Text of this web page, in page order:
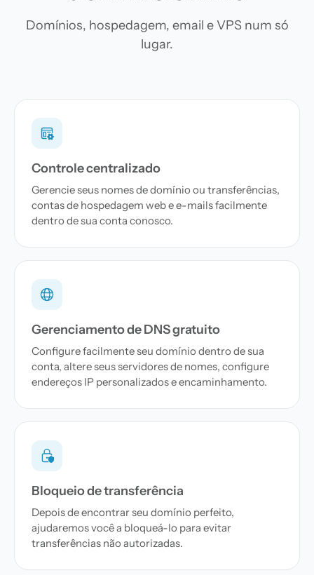
Domínios, hospedagem, email e VPS num só
lugar.
Controle centralizado
Gerencie seus nomes de domínio ou transferências,
contas de hospedagem web e e-mails facilmente
dentro de sua conta conosco.
Gerenciamento de DNS gratuito
Configure facilmente seu domínio dentro de sua
conta, altere seus servidores de nomes, configure
endereços IP personalizados e encaminhamento.
Bloqueio de transferência
Depois de encontrar seu domínio perfeito,
ajudaremos você a bloqueá-lo para evitar
transferências não autorizadas.